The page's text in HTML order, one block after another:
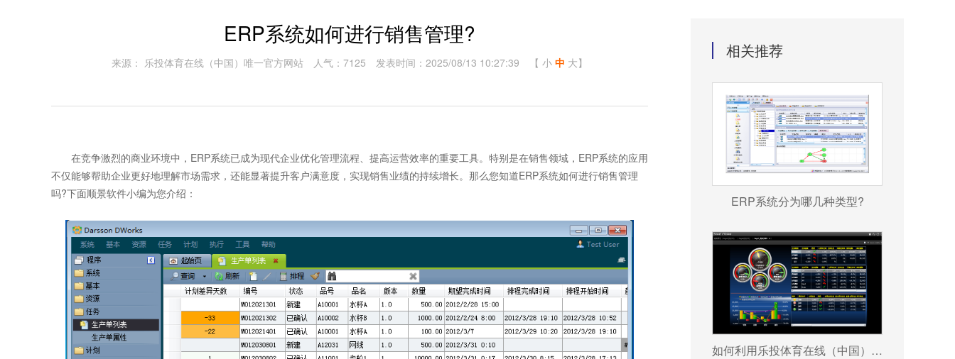
ERP系统如何进行销售管理?
来源： 乐投体育在线（中国）唯一官方网站 人气：7125 发表时间：2025/08/13 10:27:39 【 小 中 大】
在竞争激烈的商业环境中，ERP系统已成为现代企业优化管理流程、提高运营效率的重要工具。特别是在销售领域，ERP系统的应用
不仅能够帮助企业更好地理解市场需求，还能显著提升客户满意度，实现销售业绩的持续增长。那么您知道ERP系统如何进行销售管理
吗?下面顺景软件小编为您介绍：
相关推荐
ERP系统分为哪几种类型?
如何利用乐投体育在线（中国）唯一官方网站 帮助企业更好地规避风险?